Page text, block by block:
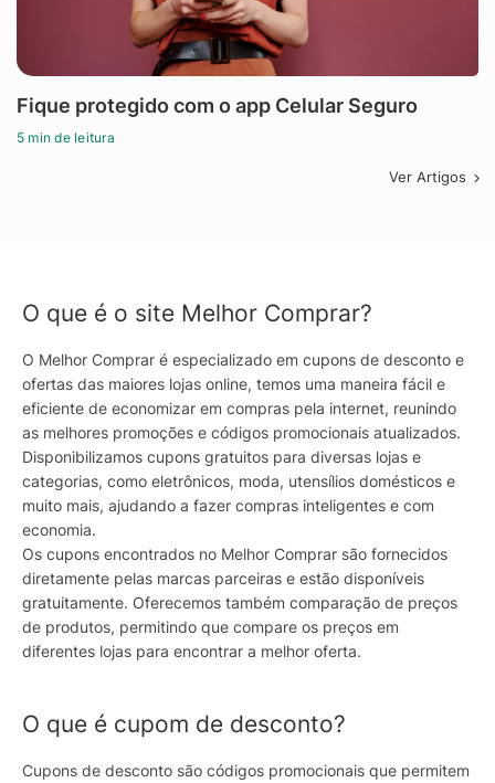
Fique protegido com o app Celular Seguro
5 min de leitura
Ver Artigos
O que é o site Melhor Comprar?
O Melhor Comprar é especializado em cupons de desconto e
ofertas das maiores lojas online, temos uma maneira fácil e
eficiente de economizar em compras pela internet, reunindo
as melhores promoções e códigos promocionais atualizados.
Disponibilizamos cupons gratuitos para diversas lojas e
categorias, como eletrônicos, moda, utensílios domésticos e
muito mais, ajudando a fazer compras inteligentes e com
economia.
Os cupons encontrados no Melhor Comprar são fornecidos
diretamente pelas marcas parceiras e estão disponíveis
gratuitamente. Oferecemos também comparação de preços
de produtos, permitindo que compare os preços em
diferentes lojas para encontrar a melhor oferta.
O que é cupom de desconto?
Cupons de desconto são códigos promocionais que permitem